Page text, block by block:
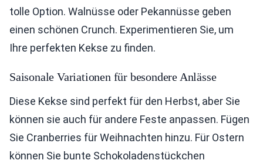
tolle Option. Walnüsse oder Pekannüsse geben
einen schönen Crunch. Experimentieren Sie, um
Ihre perfekten Kekse zu finden.
Saisonale Variationen für besondere Anlässe
Diese Kekse sind perfekt für den Herbst, aber Sie
können sie auch für andere Feste anpassen. Fügen
Sie Cranberries für Weihnachten hinzu. Für Ostern
können Sie bunte Schokoladenstückchen